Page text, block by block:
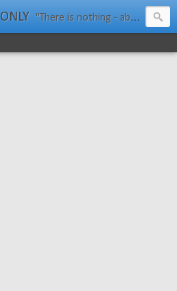
"There is nothing - absolutely nothing - half so much worth doing as simply messing about in boats." Water Rat, Kenneth Grahame